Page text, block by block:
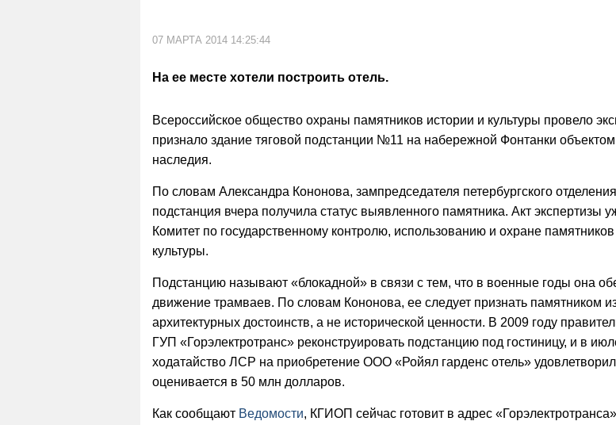
07 МАРТА 2014 14:25:44
На ее месте хотели построить отель.
Всероссийское общество охраны памятников истории и культуры провело
признало здание тяговой подстанции №11 на набережной Фонтанки объектом
наследия.
По словам Александра Кононова, зампредседателя петербургского
подстанция вчера получила статус выявленного памятника. Акт экспертизы
Комитет по государственному контролю, использованию и охране
культуры.
Подстанцию называют «блокадной» в связи с тем, что в военные годы она
движение трамваев. По словам Кононова, ее следует признать памятником
архитектурных достоинств, а не исторической ценности. В 2009 году
ГУП «Горэлектротранс» реконструировать подстанцию под гостиницу, и в
ходатайство ЛСР на приобретение ООО «Ройял гарденс отель»
оценивается в 50 млн долларов.
Как сообщают Ведомости, КГИОП сейчас готовит в адрес